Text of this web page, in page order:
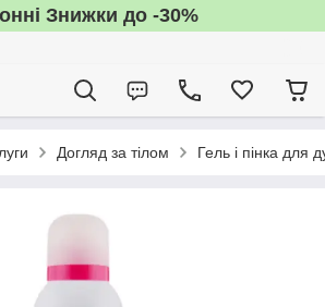
Знижки до -30%
Догляд за тілом Гель і пінка для